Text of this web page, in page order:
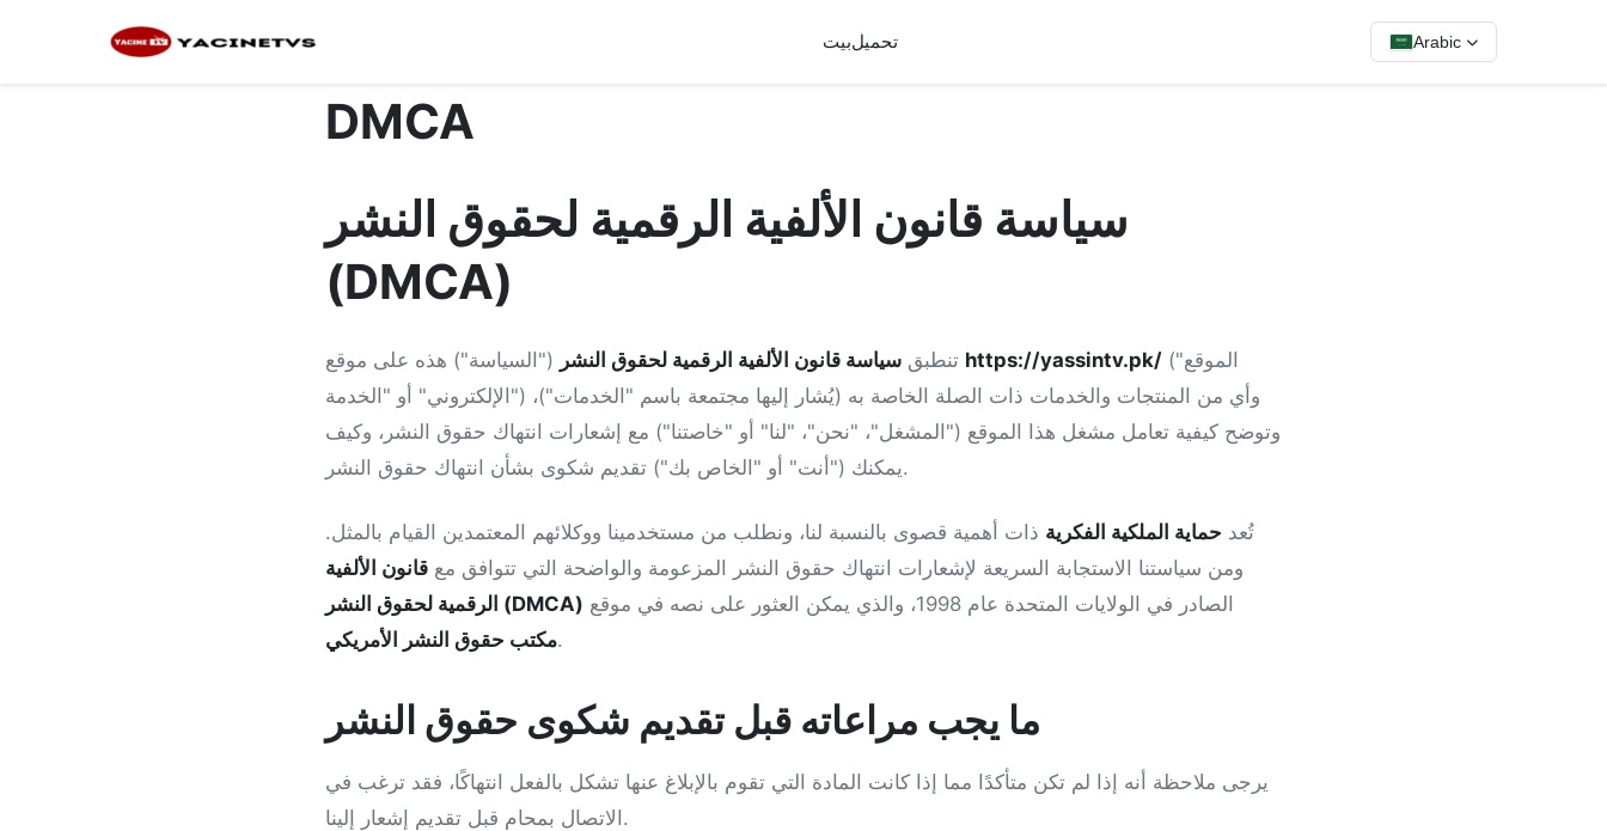
بيتتحميل Arabic
DMCA
سياسة قانون الألفية الرقمية لحقوق النشر
(DMCA)
تنطبق سياسة قانون الألفية الرقمية لحقوق النشر https://yassintv.pk/ ("الموقع
الإلكتروني" أو "الخدمة") وأي من المنتجات والخدمات ذات الصلة الخاصة به (يُشار إليها مجتمعة باسم "الخدمات")،
وتوضح كيفية تعامل مشغل هذا الموقع ("المشغل"، "نحن"، "لنا" أو "خاصتنا") مع إشعارات انتهاك حقوق النشر، وكيف
يمكنك ("أنت" أو "الخاص بك") تقديم شكوى بشأن انتهاك حقوق النشر.
تُعد حماية الملكية الفكرية ذات أهمية قصوى بالنسبة لنا، ونطلب من مستخدمينا ووكلائهم المعتمدين القيام بالمثل.
ومن سياستنا الاستجابة السريعة لإشعارات انتهاك حقوق النشر المزعومة والواضحة التي تتوافق مع قانون الألفية
الرقمية لحقوق النشر (DMCA)
الصادر في الولايات المتحدة عام 1998، والذي يمكن العثور على نصه في موقع
مكتب حقوق النشر الأمريكي.
ما يجب مراعاته قبل تقديم شكوى حقوق النشر
يرجى ملاحظة أنه إذا لم تكن متأكدًا مما إذا كانت المادة التي تقوم بالإبلاغ عنها تشكل بالفعل انتهاكًا، فقد ترغب في
الاتصال بمحامٍ قبل تقديم إشعار إلينا.